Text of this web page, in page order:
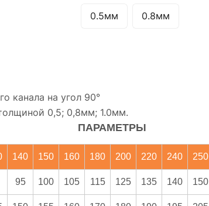
0.5мм 0.8мм
канала на угол 90°
0,5; 0,8мм; 1.0мм.
ПАРАМЕТРЫ
140 150 160 180 200 220 240 250
95 100 105 115 125 135 140 150